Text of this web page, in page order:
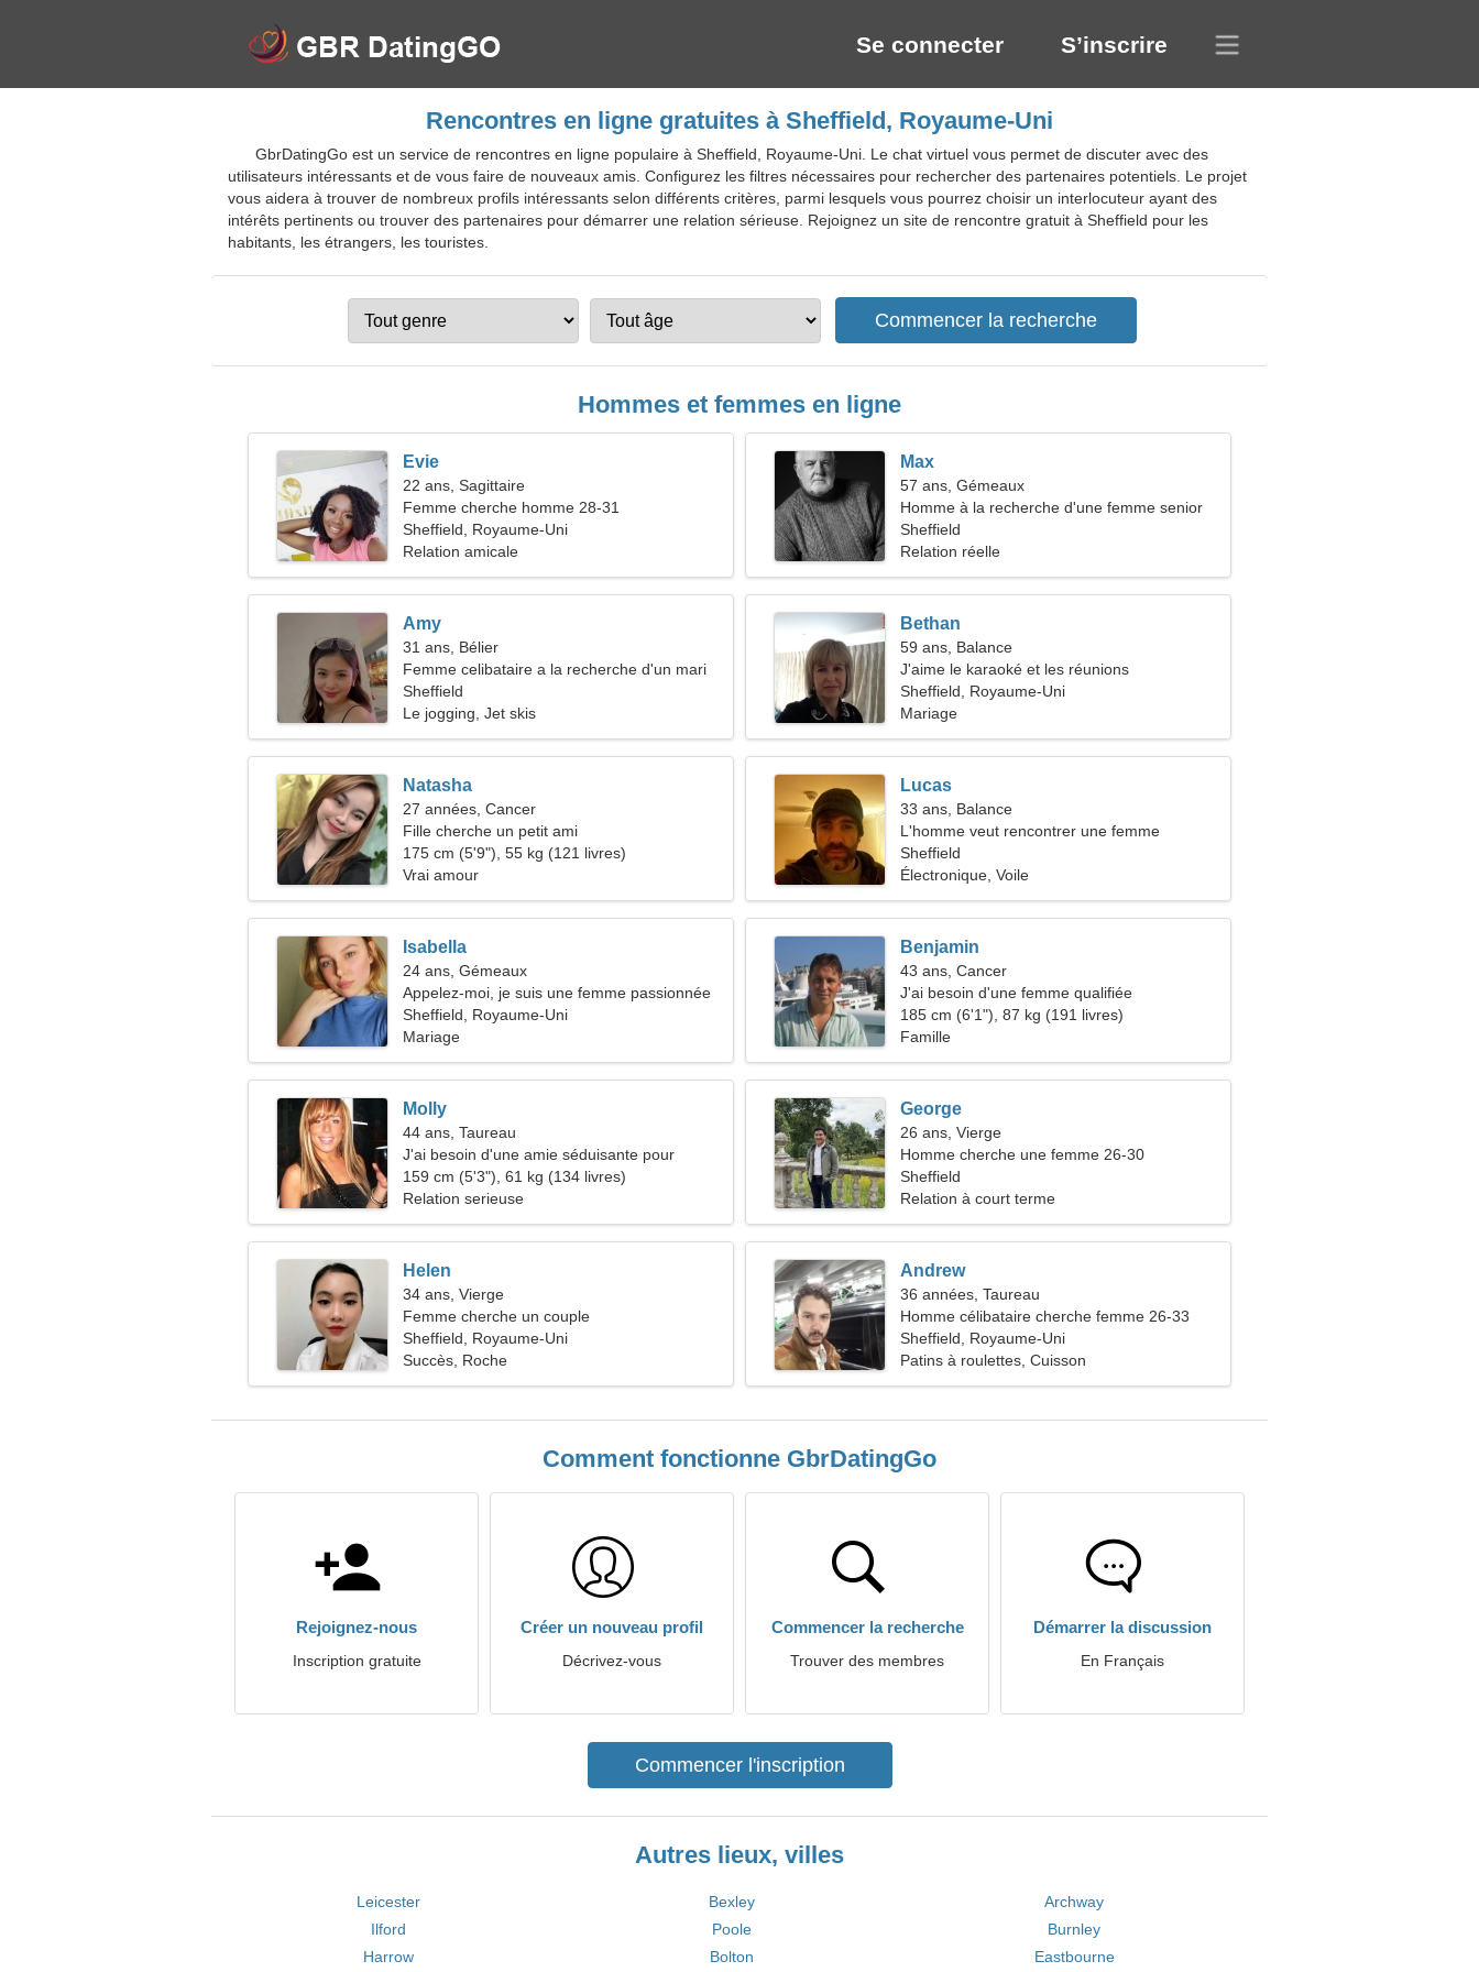
Se connecter S’inscrire
Rencontres en ligne gratuites à Sheffield, Royaume-Uni
GbrDatingGo est un service de rencontres en ligne populaire à Sheffield, Royaume-Uni. Le chat virtuel vous permet de discuter avec des
utilisateurs intéressants et de vous faire de nouveaux amis. Configurez les filtres nécessaires pour rechercher des partenaires potentiels. Le projet
vous aidera à trouver de nombreux profils intéressants selon différents critères, parmi lesquels vous pourrez choisir un interlocuteur ayant des
intérêts pertinents ou trouver des partenaires pour démarrer une relation sérieuse. Rejoignez un site de rencontre gratuit à Sheffield pour les
habitants, les étrangers, les touristes.
Hommes et femmes en ligne
Evie
22 ans, Sagittaire
Femme cherche homme 28-31
Sheffield, Royaume-Uni
Relation amicale
Max
57 ans, Gémeaux
Homme à la recherche d'une femme senior
Sheffield
Relation réelle
Amy
31 ans, Bélier
Femme celibataire a la recherche d'un mari
Sheffield
Le jogging, Jet skis
Bethan
59 ans, Balance
J'aime le karaoké et les réunions
Sheffield, Royaume-Uni
Mariage
Natasha
27 années, Cancer
Fille cherche un petit ami
175 cm (5'9"), 55 kg (121 livres)
Vrai amour
Lucas
33 ans, Balance
L'homme veut rencontrer une femme
Sheffield
Électronique, Voile
Isabella
24 ans, Gémeaux
Appelez-moi, je suis une femme passionnée
Sheffield, Royaume-Uni
Mariage
Benjamin
43 ans, Cancer
J'ai besoin d'une femme qualifiée
185 cm (6'1"), 87 kg (191 livres)
Famille
Molly
44 ans, Taureau
J'ai besoin d'une amie séduisante pour
danser
159 cm (5'3"), 61 kg (134 livres)
Relation serieuse
George
26 ans, Vierge
Homme cherche une femme 26-30
Sheffield
Relation à court terme
Helen
34 ans, Vierge
Femme cherche un couple
Sheffield, Royaume-Uni
Succès, Roche
Andrew
36 années, Taureau
Homme célibataire cherche femme 26-33
Sheffield, Royaume-Uni
Patins à roulettes, Cuisson
Comment fonctionne GbrDatingGo
Rejoignez-nous
Inscription gratuite
Créer un nouveau profil
Décrivez-vous
Commencer la recherche
Trouver des membres
Démarrer la discussion
En Français
Commencer l'inscription
Autres lieux, villes
Leicester Bexley
Archway
Ilford
Poole
Burnley
Harrow
Bolton Eastbourne